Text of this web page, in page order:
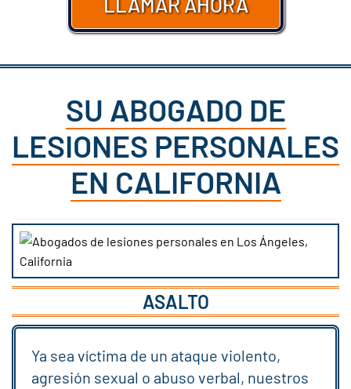
SU ABOGADO DE
LESIONES PERSONALES
EN CALIFORNIA
ASALTO
Ya sea víctima de un ataque violento,
agresión sexual o abuso verbal, nuestros